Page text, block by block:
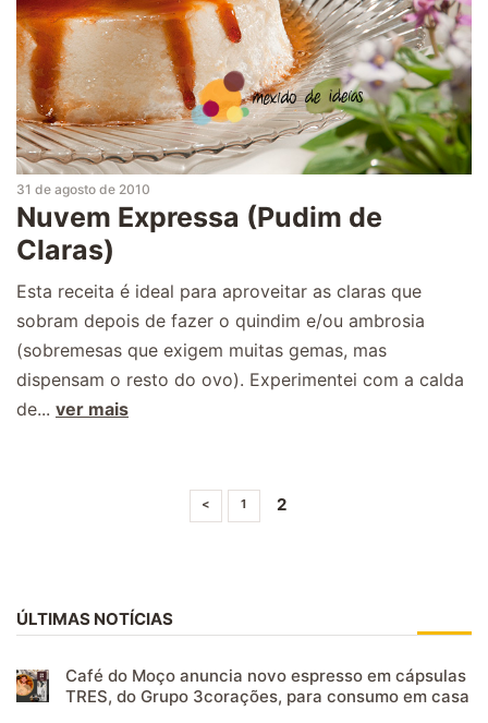
31 de agosto de 2010
Nuvem Expressa (Pudim de
Claras)
Esta receita é ideal para aproveitar as claras que
sobram depois de fazer o quindim e/ou ambrosia
(sobremesas que exigem muitas gemas, mas
dispensam o resto do ovo). Experimentei com a calda
de... ver mais
< 1 2
ÚLTIMAS NOTÍCIAS
Café do Moço anuncia novo espresso em cápsulas
TRES, do Grupo 3corações, para consumo em casa